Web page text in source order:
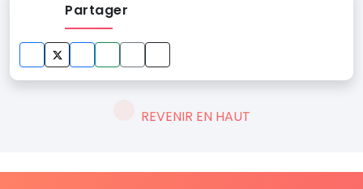
Partager
REVENIR EN HAUT